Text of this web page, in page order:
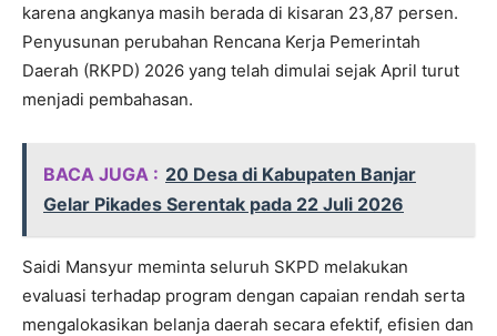
karena angkanya masih berada di kisaran 23,87 persen.
Penyusunan perubahan Rencana Kerja Pemerintah
Daerah (RKPD) 2026 yang telah dimulai sejak April turut
menjadi pembahasan.
BACA JUGA : 20 Desa di Kabupaten Banjar
Gelar Pikades Serentak pada 22 Juli 2026
Saidi Mansyur meminta seluruh SKPD melakukan
evaluasi terhadap program dengan capaian rendah serta
mengalokasikan belanja daerah secara efektif, efisien dan